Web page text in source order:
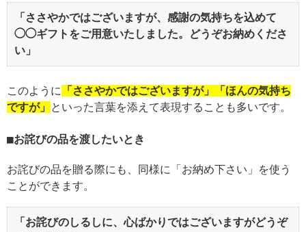
「ささやかではございますが、感謝の気持ちを込めて
◯◯ギフトをご用意いたしました。どうぞお納めくださ
い」
このように
「ささやかではございますが」「ほんの気持ち
ですが」
といった言葉を添えて表現することも多いです。
お詫びの品を渡したいとき
お詫びの品を贈る際にも、同様に「お納め下さい」を使う
ことができます。
「お詫びのしるしに、心ばかりではございますがどうぞ